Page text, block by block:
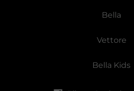
Bella
Vettore
Bella Kids